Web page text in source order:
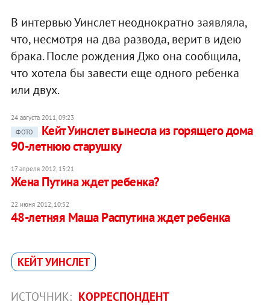
В интервью Уинслет неоднократно заявляла,
что, несмотря на два развода, верит в идею
брака. После рождения Джо она сообщила,
что хотела бы завести еще одного ребенка
или двух.
24 августа 2011, 09:23
ФОТО
Кейт Уинслет вынесла из горящего дома
90-летнюю старушку
17 апреля 2012, 15:21
Жена Путина ждет ребенка?
22 июня 2012, 10:52
48-летняя Маша Распутина ждет ребенка
КЕЙТ УИНСЛЕТ
ИСТОЧНИК: КОРРЕСПОНДЕНТ